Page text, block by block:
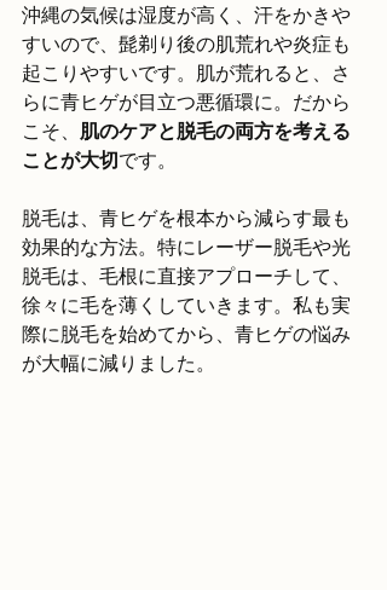
沖縄の気候は湿度が高く、汗をかきや
すいので、髭剃り後の肌荒れや炎症も
起こりやすいです。肌が荒れると、さ
らに青ヒゲが目立つ悪循環に。だから
こそ、 肌のケアと脱毛の両方を考える
ことが大切です。
脱毛は、青ヒゲを根本から減らす最も
効果的な方法。特にレーザー脱毛や光
脱毛は、毛根に直接アプローチして、
徐々に毛を薄くしていきます。私も実
際に脱毛を始めてから、青ヒゲの悩み
が大幅に減りました。